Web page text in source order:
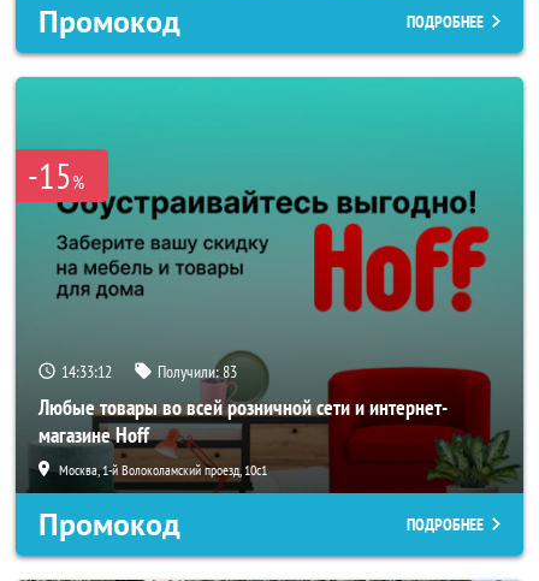
Промокод ПОДРОБНЕЕ
-15%
14:33:10 Получили:83
Любые товары во всей розничной сети и интернет-
магазине Hoff
Москва, 1-й Волоколамский проезд, 10с1
Промокод ПОДРОБНЕЕ